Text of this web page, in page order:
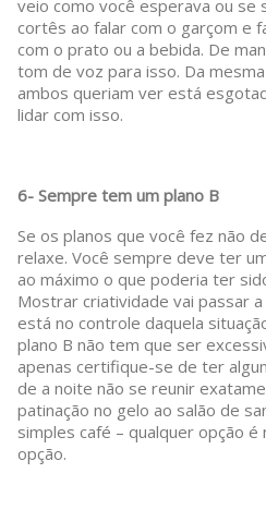
veio como você esperava ou se
cortês ao falar com o garçom e
com o prato ou a bebida. De
tom de voz para isso. Da
ambos queriam ver está
lidar com isso.
6- Sempre tem um plano B
Se os planos que você fez não
relaxe. Você sempre deve ter
ao máximo o que poderia ter
Mostrar criatividade vai passar
está no controle daquela
plano B não tem que ser
apenas certifique-se de ter
de a noite não se reunir
patinação no gelo ao salão de
simples café – qualquer opção é
opção.